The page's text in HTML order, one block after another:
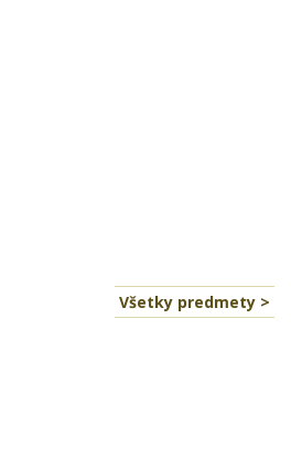
Všetky predmety >